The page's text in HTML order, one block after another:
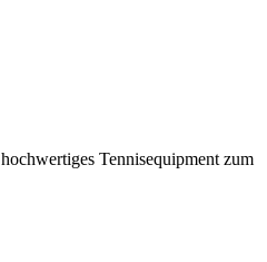
Tennisequipment zum